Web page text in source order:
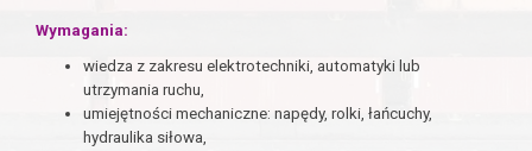
Wymagania:
wiedza z zakresu elektrotechniki, automatyki lub
utrzymania ruchu,
umiejętności mechaniczne: napędy, rolki, łańcuchy,
hydraulika siłowa,